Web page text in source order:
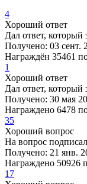
4
Хороший ответ
Дал ответ, который
Получено: 03 сент.
Награждён 35461
1
Хороший ответ
Дал ответ, который
Получено: 30 мая
Награждено 6478
35
Хороший вопрос
На вопрос
Получено: 21 янв.
Награждено 50926
17